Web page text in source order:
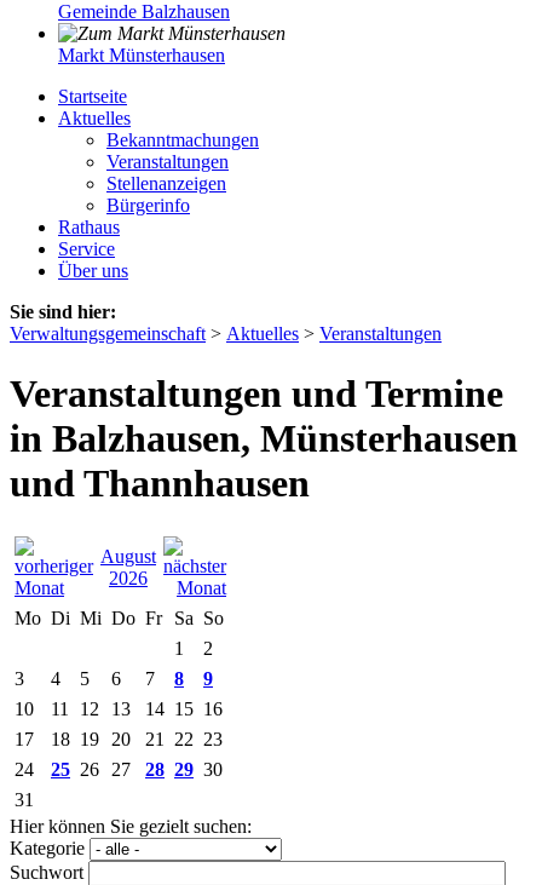
Gemeinde Balzhausen
Markt Münsterhausen
Startseite
Aktuelles
Bekanntmachungen
Veranstaltungen
Stellenanzeigen
Bürgerinfo
Rathaus
Service
Über uns
Sie sind hier:
Verwaltungsgemeinschaft > Aktuelles > Veranstaltungen
Veranstaltungen und Termine
in Balzhausen, Münsterhausen
und Thannhausen
August
2026
Mo Di Mi Do Fr Sa So
1
2
3
4 5 6 7 8
9
10
11 12 13 14 15 16
17
18 19 20 21 22 23
24
25 26 27 28 29 30
31
Hier können Sie gezielt suchen:
Kategorie
Suchwort